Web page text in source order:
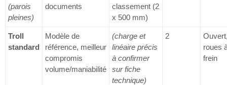
(parois
pleines)
documents
classement (2
x 500 mm)
Troll
standard
Modèle de
référence, meilleur
compromis
volume/maniabilité
(charge et
linéaire précis
à confirmer
sur fiche
technique)
2
roues
frein